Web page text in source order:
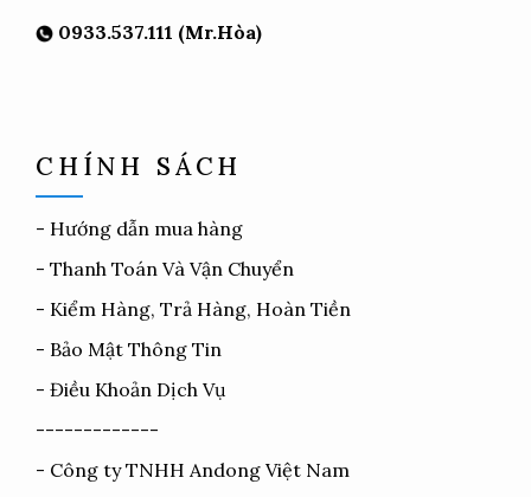
0933.537.111 (Mr.Hòa)
CHÍNH SÁCH
- Hướng dẫn mua hàng
- Thanh Toán Và Vận Chuyển
- Kiểm Hàng, Trả Hàng, Hoàn Tiền
- Bảo Mật Thông Tin
- Điều Khoản Dịch Vụ
-------------
- Công ty TNHH Andong Việt Nam